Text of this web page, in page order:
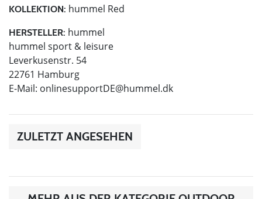
KOLLEKTION: hummel Red
HERSTELLER: hummel
hummel sport & leisure
Leverkusenstr. 54
22761 Hamburg
E-Mail: onlinesupportDE@hummel.dk
ZULETZT ANGESEHEN